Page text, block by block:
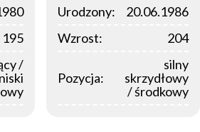
195
/
niski
Urodzony:
20.06.1986
Wzrost:
204
Pozycja:
silny
skrzydłowy
/ środkowy